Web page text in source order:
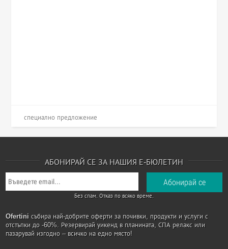
специално предложение
АБОНИРАЙ СЕ ЗА НАШИЯ Е-БЮЛЕТИН
Без спам. Отказ по всяко време.
Ofertini събира най-добрите оферти за почивки, продукти и услуги с
отстъпки до -60%. Резервирай уикенд в планината, СПА релакс или
пазарувай изгодно – всичко на едно място!